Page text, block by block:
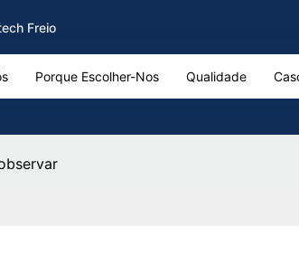
Freio
Porque Escolher-Nos Qualidade